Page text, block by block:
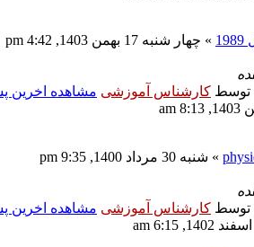
» چهار شنبه 17 بهمن 1403, 4:42 pm
توسط کارشناس آموزشی مشاهده اخرین
» شنبه 30 مرداد 1400, 9:35 pm
توسط کارشناس آموزشی مشاهده اخرین